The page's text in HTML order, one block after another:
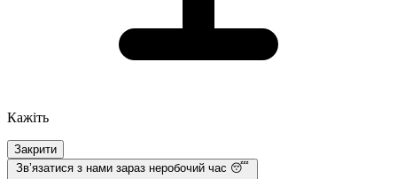
Кажіть
Закрити
Звʼязатися з нами зараз неробочий час 😴